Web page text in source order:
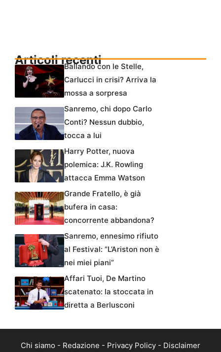
Articoli recentiBallando con le Stelle,
Carlucci in crisi? Arriva la
mossa a sorpresa
Sanremo, chi dopo Carlo
Conti? Nessun dubbio,
tocca a lui
Harry Potter, nuova
polemica: J.K. Rowling
attacca Emma Watson
Grande Fratello, è già
bufera in casa:
concorrente abbandona?
Sanremo, ennesimo rifiuto
al Festival: “L’Ariston non è
nei miei piani”
Affari Tuoi, De Martino
scatenato: la stoccata in
diretta a Berlusconi
Chi siamo - Redazione - Privacy Policy - Disclaimer